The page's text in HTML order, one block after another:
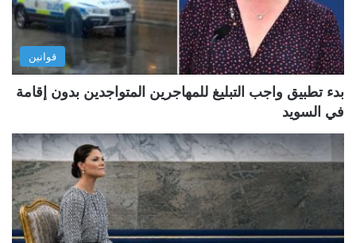
قوانين
بدء تطبيق واجب التبليغ للمهاجرين المتواجدين بدون إقامة
في السويد